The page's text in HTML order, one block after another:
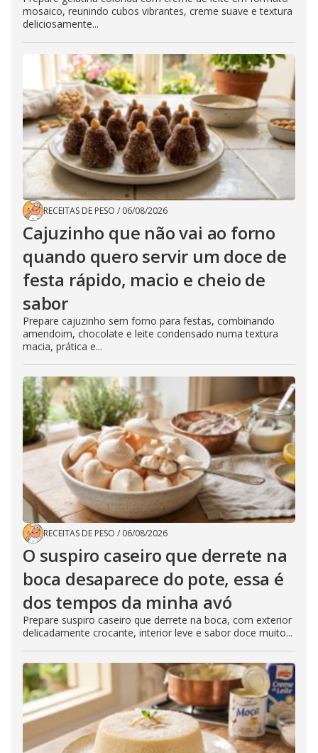
mosaico, reunindo cubos vibrantes, creme suave e textura
deliciosamente...
RECEITAS DE PESO / 06/08/2026
Cajuzinho que não vai ao forno
quando quero servir um doce de
festa rápido, macio e cheio de
sabor
Prepare cajuzinho sem forno para festas, combinando
amendoim, chocolate e leite condensado numa textura
macia, prática e...
RECEITAS DE PESO / 06/08/2026
O suspiro caseiro que derrete na
boca desaparece do pote, essa é
dos tempos da minha avó
Prepare suspiro caseiro que derrete na boca, com exterior
delicadamente crocante, interior leve e sabor doce muito...